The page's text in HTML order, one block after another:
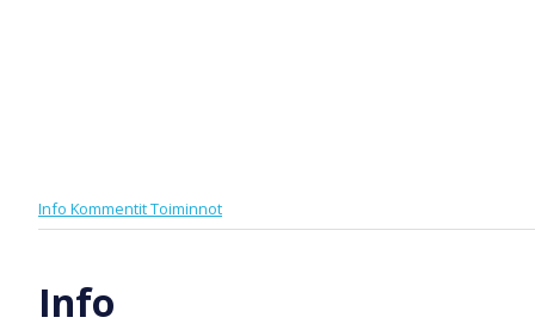
Info KommentitToiminnot
Info